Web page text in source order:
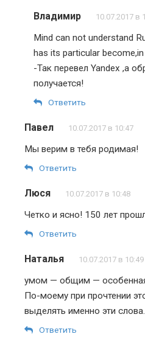
Владимир 10.07.2017 в
Mind can not understand
has its particular
-Так перевел Yandex ,а
получается!
Ответить
Павел 10.07.2017 в 10:47
Мы верим в тебя родимая!
Ответить
Люся 10.07.2017 в 10:48
Четко и ясно! 150 лет
Ответить
Наталья 10.07.2017 в 10:49
умом — общим —
По-моему при прочтении
выделять именно эти слова.
Ответить